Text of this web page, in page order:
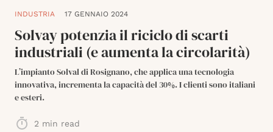
INDUSTRIA 17 GENNAIO 2024
Solvay potenzia il riciclo di scarti
industriali (e aumenta la circolarità)
L’impianto Solval di Rosignano, che applica una tecnologia
innovativa, incrementa la capacità del 30%. I clienti sono italiani
e esteri.
2 min read